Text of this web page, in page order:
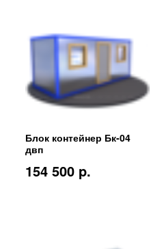
Блок контейнер Бк-04
двп
154 500 p.